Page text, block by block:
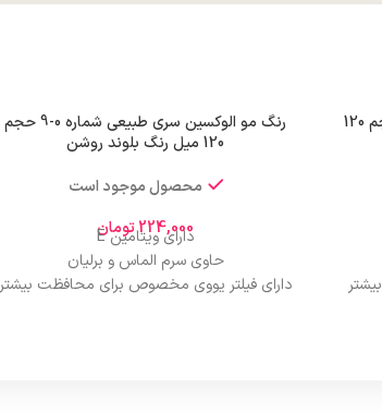
رنگ مو الوکسین سری دودی شماره 1-8 حجم 120
رنگ مو الوکسین سری طبیعی شماره 0-9 حجم
120 میل رنگ بلوند روشن
محصول موجود است
224,000تومان
دارای ویتامین E
حاوی سرم الماس و برلیان
دارای فیلتر یووی مخصوص برای محافظت بیشتر